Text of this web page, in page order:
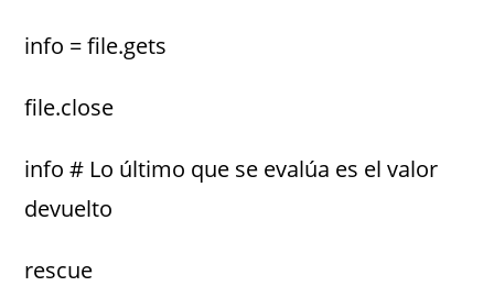
info = file.gets
file.close
info # Lo último que se evalúa es el valor
devuelto
rescue